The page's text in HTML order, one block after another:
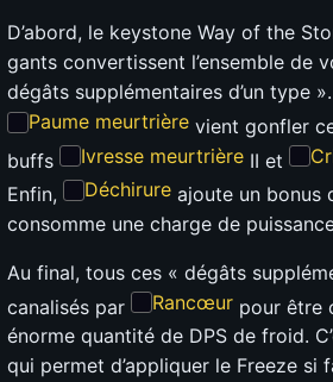
D’abord, le keystone Way of the
gants convertissent l’ensemble de
dégâts supplémentaires d’un type
Paume meurtrière vient gonfler
buffs
Ivresse meurtrière II et
Enfin,
Déchirure ajoute un bonus
consomme une charge de
Au final, tous ces « dégâts
canalisés par
Rancœur pour être
énorme quantité de DPS de froid.
qui permet d’appliquer le Freeze si